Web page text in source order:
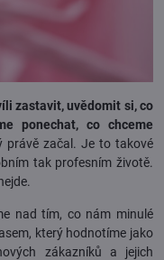
zastavit, uvědomit si, co
ponechat, co chceme
právě začal. Je to takové
tak profesním životě.
nad tím, co nám minulé
který hodnotíme jako
zákazníků a jejich